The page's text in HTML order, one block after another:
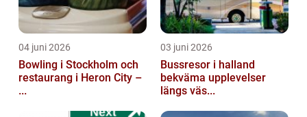
04 juni 2026
Bowling i Stockholm och
restaurang i Heron City –
...
03 juni 2026
Bussresor i halland
bekväma upplevelser
längs väs...